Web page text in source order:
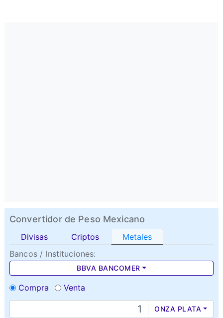
Convertidor de Peso Mexicano
Divisas Criptos
Metales
Bancos / Instituciones:
BBVA BANCOMER
Compra Venta
ONZA PLATA